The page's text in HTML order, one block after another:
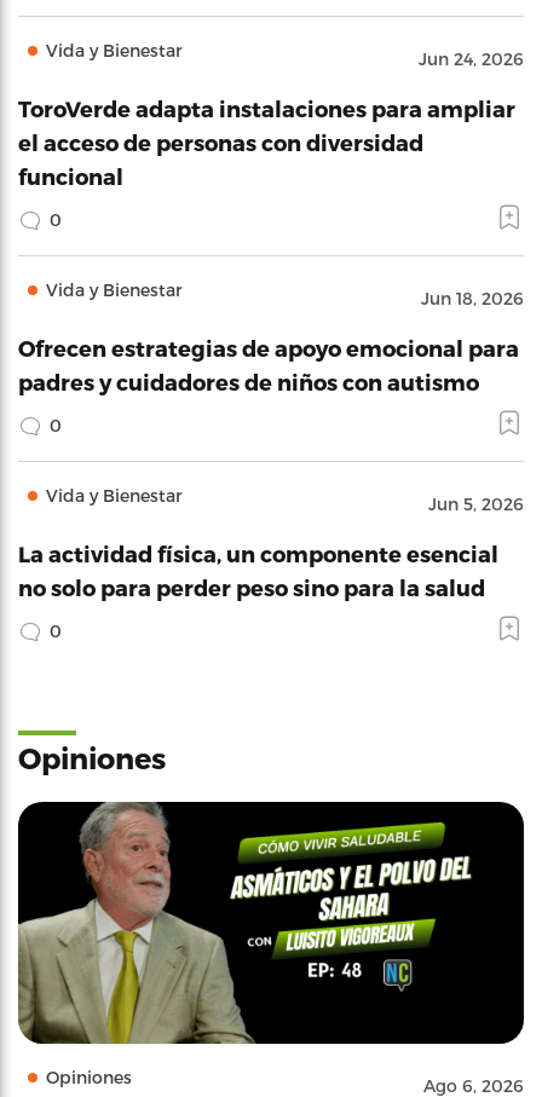
Vida y Bienestar Jun 24, 2026
ToroVerde adapta instalaciones para ampliar
el acceso de personas con diversidad
funcional
0
Vida y Bienestar Jun 18, 2026
Ofrecen estrategias de apoyo emocional para
padres y cuidadores de niños con autismo
0
Vida y Bienestar Jun 5, 2026
La actividad física, un componente esencial
no solo para perder peso sino para la salud
0
Opiniones
Opiniones Ago 6, 2026